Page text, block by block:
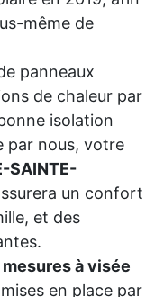
même de
panneaux
de chaleur par
isolation
par nous, votre
SAINTE-
un confort
et des
à visée
en place par